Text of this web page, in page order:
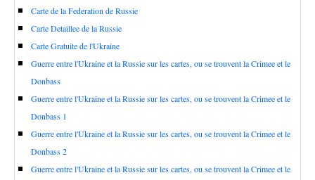
Carte de la Federation de Russie
Carte Detaillee de la Russie
Carte Gratuite de l'Ukraine
Guerre entre l'Ukraine et la Russie sur les cartes, ou se trouvent la Crimee et le
Donbass
Guerre entre l'Ukraine et la Russie sur les cartes, ou se trouvent la Crimee et le
Donbass 1
Guerre entre l'Ukraine et la Russie sur les cartes, ou se trouvent la Crimee et le
Donbass 2
Guerre entre l'Ukraine et la Russie sur les cartes, ou se trouvent la Crimee et le